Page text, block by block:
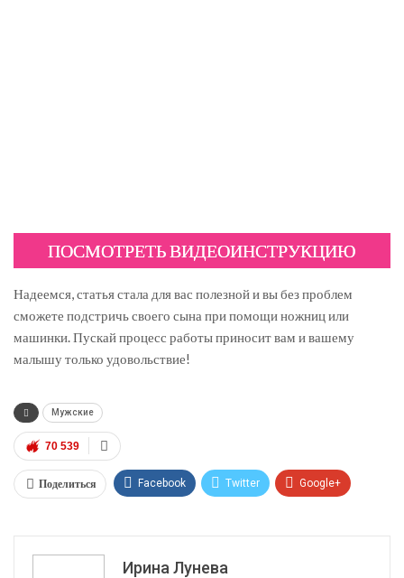
ПОСМОТРЕТЬ ВИДЕОИНСТРУКЦИЮ
Надеемся, статья стала для вас полезной и вы без проблем
сможете подстричь своего сына при помощи ножниц или
машинки. Пускай процесс работы приносит вам и вашему
малышу только удовольствие!
Мужские
70 539
Поделиться Facebook Twitter Google+
Ирина Лунева